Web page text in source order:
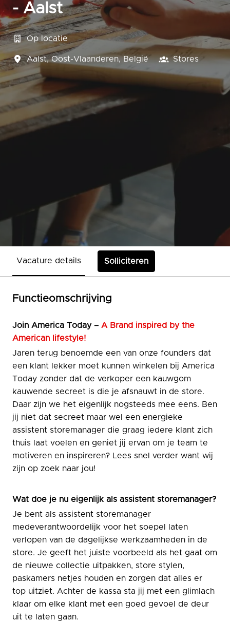
- Aalst
Op locatie
Aalst, Oost-Vlaanderen, België Stores
Vacature details Solliciteren
Functieomschrijving
Join America Today – A Brand inspired by the
American lifestyle!
Jaren terug benoemde een van onze founders dat
een klant lekker moet kunnen winkelen bij America
Today zonder dat de verkoper een kauwgom
kauwende secreet is die je afsnauwt in de store.
Daar zijn we het eigenlijk nogsteeds mee eens. Ben
jij niet dat secreet maar wel een energieke
assistent storemanager die graag iedere klant zich
thuis laat voelen en geniet jij ervan om je team te
motiveren en inspireren? Lees snel verder want wij
zijn op zoek naar jou!
Wat doe je nu eigenlijk als assistent storemanager?
Je bent als assistent storemanager
medeverantwoordelijk voor het soepel laten
verlopen van de dagelijkse werkzaamheden in de
store. Je geeft het juiste voorbeeld als het gaat om
de nieuwe collectie uitpakken, store stylen,
paskamers netjes houden en zorgen dat alles er
top uitziet. Achter de kassa sta jij met een glimlach
klaar om elke klant met een goed gevoel de deur
uit te laten gaan.